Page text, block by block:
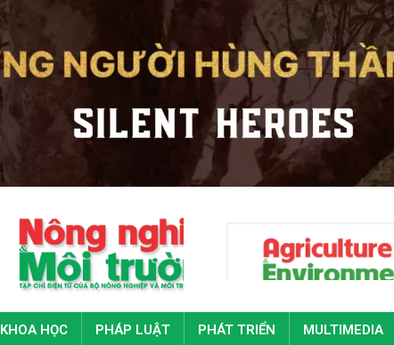
KHOA HỌC PHÁP LUẬT PHÁT TRIỂN MULTIMEDIA